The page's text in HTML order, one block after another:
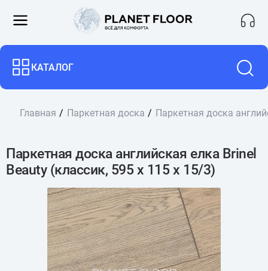
КАТАЛОГ
Главная Паркетная доска Паркетная доска
Паркетная доска английская елка Brinel
Beauty (классик, 595 х 115 х 15/3)